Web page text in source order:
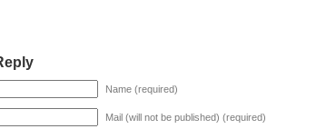
Name (required)
Mail (will not be published) (required)